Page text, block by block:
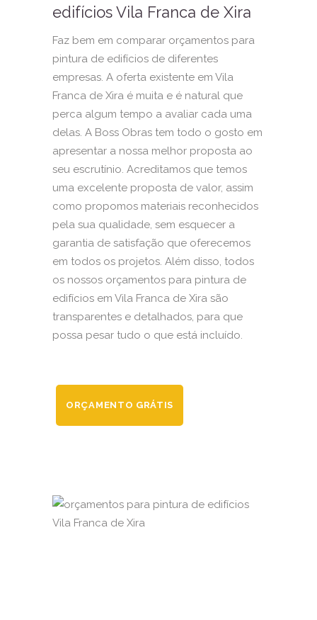
edifícios Vila Franca de Xira
Faz bem em comparar orçamentos para
pintura de edifícios de diferentes
empresas. A oferta existente em Vila
Franca de Xira é muita e é natural que
perca algum tempo a avaliar cada uma
delas. A Boss Obras tem todo o gosto em
apresentar a nossa melhor proposta ao
seu escrutínio. Acreditamos que temos
uma excelente proposta de valor, assim
como propomos materiais reconhecidos
pela sua qualidade, sem esquecer a
garantia de satisfação que oferecemos
em todos os projetos. Além disso, todos
os nossos orçamentos para pintura de
edifícios em Vila Franca de Xira são
transparentes e detalhados, para que
possa pesar tudo o que está incluído.
ORÇAMENTO GRÁTIS